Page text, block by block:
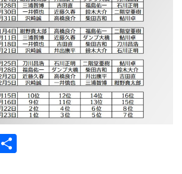
Email